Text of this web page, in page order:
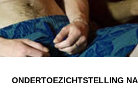
ONDERTOEZICHTSTELLING